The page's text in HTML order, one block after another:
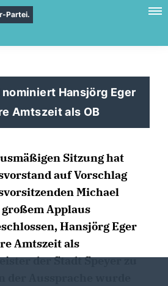
Partei.
Hansjörg Eger
Amtszeit als OB
Sitzung hat
auf Vorschlag
Michael
Applaus
Hansjörg Eger
Amtszeit als
der Stadt Speyer zu
Aussprache wurde